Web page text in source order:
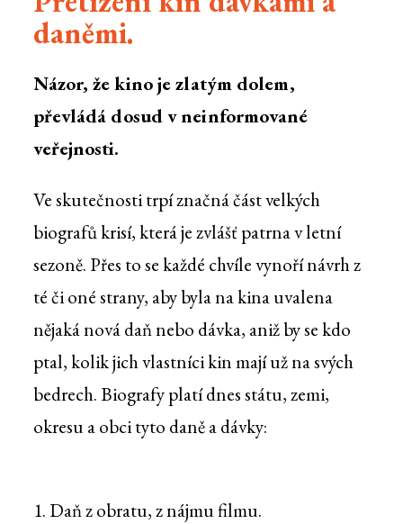
daněmi.
Názor, že kino je zlatým dolem,
převládá dosud v neinformované
veřejnosti.
Ve skutečnosti trpí značná část velkých
biografů krisí, která je zvlášť patrna v letní
sezoně. Přes to se každé chvíle vynoří návrh z
té či oné strany, aby byla na kina uvalena
nějaká nová daň nebo dávka, aniž by se kdo
ptal, kolik jich vlastníci kin mají už na svých
bedrech. Biografy platí dnes státu, zemi,
okresu a obci tyto daně a dávky:
1. Daň z obratu, z nájmu filmu.